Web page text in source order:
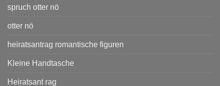
spruch otter nö
otter nö
heiratsantrag romantische figuren
Kleine Handtasche
Heiratsant rag